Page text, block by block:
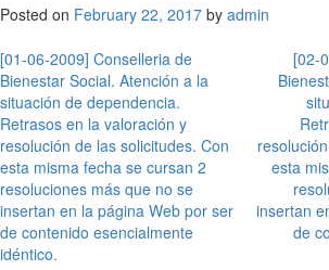
Posted on February 22, 2017 by admin
Post
navigation
[01-06-2009] Conselleria de
Bienestar Social. Atención a la
situación de dependencia.
Retrasos en la valoración y
resolución de las solicitudes. Con
esta misma fecha se cursan 2
resoluciones más que no se
insertan en la página Web por ser
de contenido esencialmente
idéntico.
[02-
esta
insertan
de